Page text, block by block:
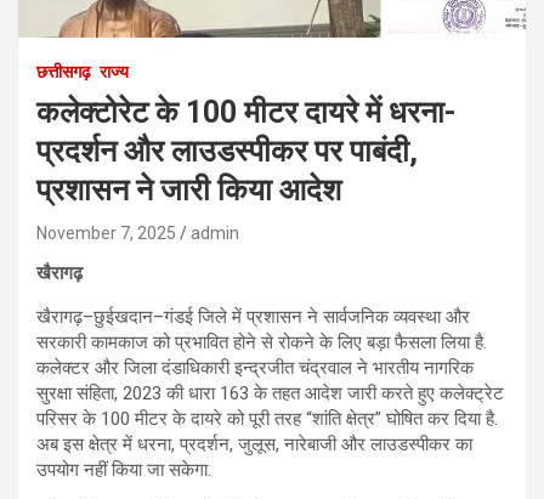
छत्तीसगढ़ राज्य
कलेक्टोरेट के 100 मीटर दायरे में धरना-
प्रदर्शन और लाउडस्पीकर पर पाबंदी,
प्रशासन ने जारी किया आदेश
November 7, 2025 admin
खैरागढ़
खैरागढ़–छुईखदान–गंडई जिले में प्रशासन ने सार्वजनिक व्यवस्था और
सरकारी कामकाज को प्रभावित होने से रोकने के लिए बड़ा फैसला लिया है.
कलेक्टर और जिला दंडाधिकारी इन्द्रजीत चंद्रवाल ने भारतीय नागरिक
सुरक्षा संहिता, 2023 की धारा 163 के तहत आदेश जारी करते हुए कलेक्ट्रेट
परिसर के 100 मीटर के दायरे को पूरी तरह “शांति क्षेत्र” घोषित कर दिया है.
अब इस क्षेत्र में धरना, प्रदर्शन, जुलूस, नारेबाजी और लाउडस्पीकर का
उपयोग नहीं किया जा सकेगा.